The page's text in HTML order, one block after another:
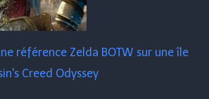
référence Zelda BOTW sur une île
Creed Odyssey